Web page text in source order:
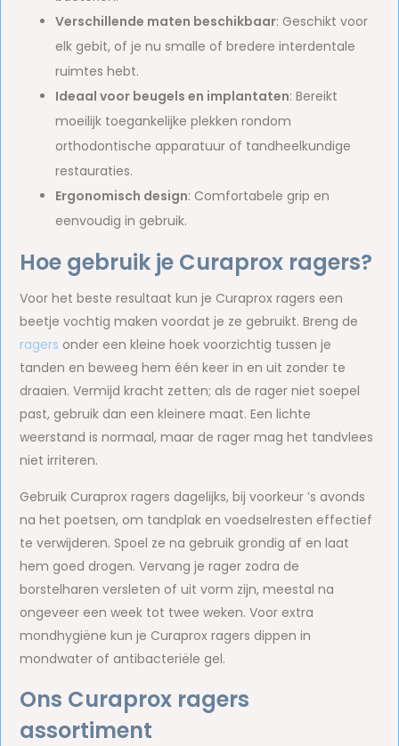
Verschillende maten beschikbaar: Geschikt voor
elk gebit, of je nu smalle of bredere interdentale
ruimtes hebt.
Ideaal voor beugels en implantaten: Bereikt
moeilijk toegankelijke plekken rondom
orthodontische apparatuur of tandheelkundige
restauraties.
Ergonomisch design: Comfortabele grip en
eenvoudig in gebruik.
Hoe gebruik je Curaprox ragers?
Voor het beste resultaat kun je Curaprox ragers een
beetje vochtig maken voordat je ze gebruikt. Breng de
ragers onder een kleine hoek voorzichtig tussen je
tanden en beweeg hem één keer in en uit zonder te
draaien. Vermijd kracht zetten; als de rager niet soepel
past, gebruik dan een kleinere maat. Een lichte
weerstand is normaal, maar de rager mag het tandvlees
niet irriteren.
Gebruik Curaprox ragers dagelijks, bij voorkeur ’s avonds
na het poetsen, om tandplak en voedselresten effectief
te verwijderen. Spoel ze na gebruik grondig af en laat
hem goed drogen. Vervang je rager zodra de
borstelharen versleten of uit vorm zijn, meestal na
ongeveer een week tot twee weken. Voor extra
mondhygiëne kun je Curaprox ragers dippen in
mondwater of antibacteriële gel.
Ons Curaprox ragers
assortiment